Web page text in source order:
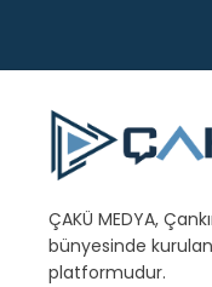
ÇAKÜ MEDYA,
bünyesinde
platformudur.